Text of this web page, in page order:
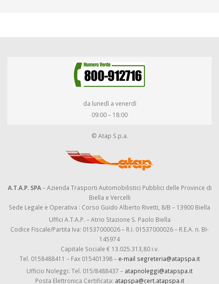
da lunedì a venerdì
09:00 – 18:00
© Atap S.p.a.
A.T.A.P. SPA– Azienda Trasporti Automobilistici Pubblici delle Province di
Biella e Vercelli
Sede Legale e Operativa : Corso Guido Alberto Rivetti, 8/B – 13900 Biella
Uffici A.T.A.P. – Atrio Stazione S. Paolo Biella
Codice Fiscale/Partita Iva: 01537000026 – R.I. 01537000026 – R.E.A. n. BI-
145974
Capitale Sociale € 13.025.313,80 i.v.
Tel. 0158488411 – Fax 015401398 – e-mail segreteria@atapspa.it
Ufficio Noleggi: Tel. 015/8488437 – atapnoleggi@atapspa.it
Posta Elettronica Certificata: atapspa@cert.atapspa.it